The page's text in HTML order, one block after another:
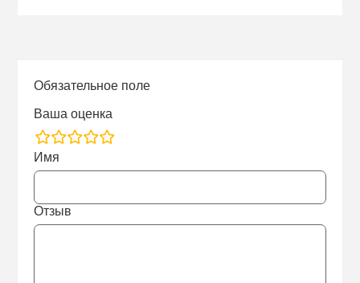
Обязательное поле
Ваша оценка
rating
fields
Имя
Отзыв